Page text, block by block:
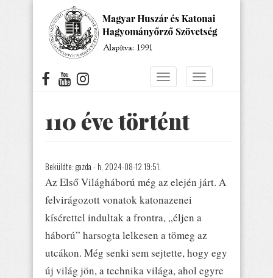
Navigáció
Navigáció
110 éve történt
Beküldte: gazda - h, 2024-08-12 19:51.
Az Első Világháború még az elején járt. A
felvirágozott vonatok katonazenei
kísérettel indultak a frontra, „éljen a
háború” harsogta lelkesen a tömeg az
utcákon. Még senki sem sejtette, hogy egy
új világ jön, a technika világa, ahol egyre